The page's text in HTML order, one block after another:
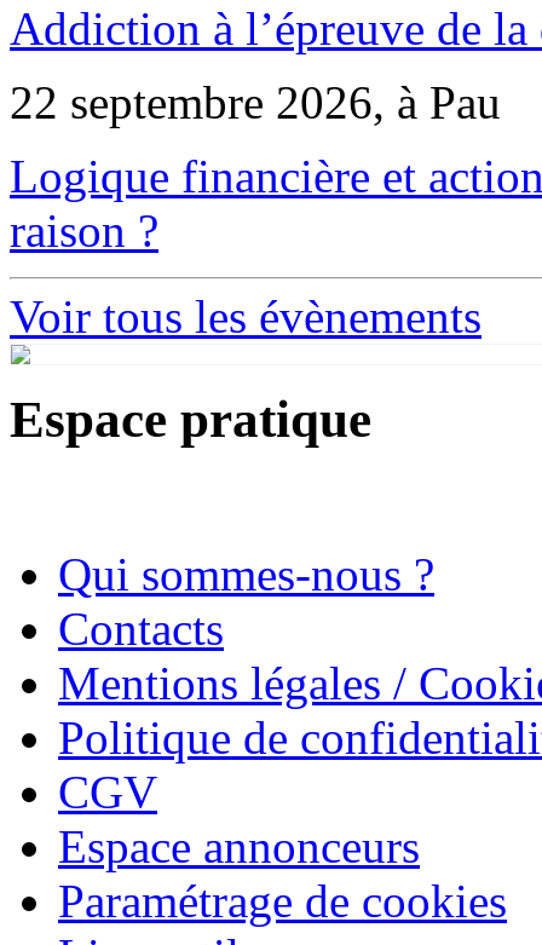
Addiction à l’épreuve de
22 septembre 2026, à Pau
Logique financière et
raison ?
Voir tous les évènements
Espace pratique
Qui sommes-nous ?
Contacts
Mentions légales /
Politique de
CGV
Espace annonceurs
Paramétrage de cookies